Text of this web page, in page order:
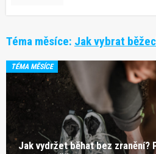
Téma měsíce: Jak vybrat
TÉMA MĚSÍCE
Jak vydržet běhat bez zranění?